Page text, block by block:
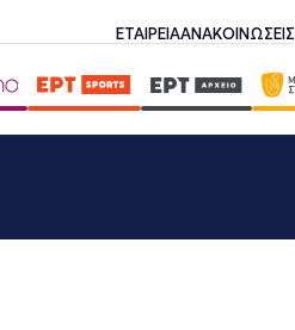
ΕΤΑΙΡΕΙΑΑΝΑΚΟΙΝΩΣΕΙΣ